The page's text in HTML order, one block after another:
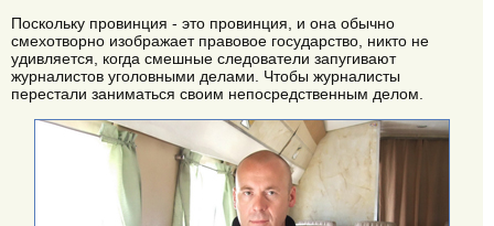
Поскольку провинция - это провинция, и она обычно
смехотворно изображает правовое государство, никто не
удивляется, когда смешные следователи запугивают
журналистов уголовными делами. Чтобы журналисты
перестали заниматься своим непосредственным делом.